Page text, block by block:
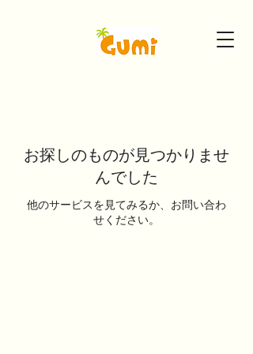
お探しのものが見つかりませ
んでした
他のサービスを見てみるか、お問い合わ
せください。